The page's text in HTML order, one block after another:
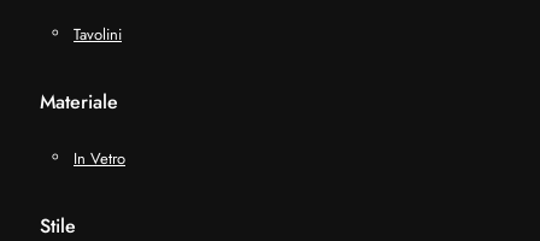
Tavolini
Materiale
In Vetro
Stile